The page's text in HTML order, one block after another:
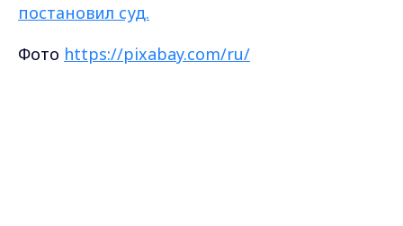
постановил суд.
Фото https://pixabay.com/ru/